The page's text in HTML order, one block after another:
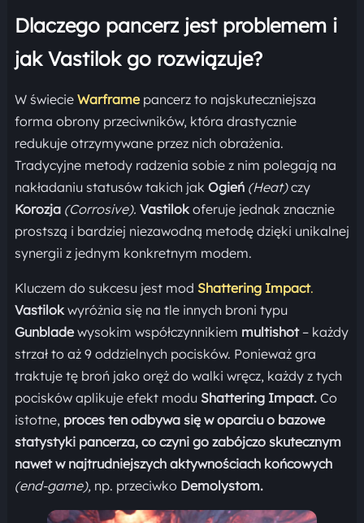
Dlaczego pancerz jest problemem i
jak Vastilok go rozwiązuje?
W świecie Warframepancerz to najskuteczniejsza
forma obrony przeciwników, która drastycznie
redukuje otrzymywane przez nich obrażenia.
Tradycyjne metody radzenia sobie z nim polegają na
nakładaniu statusów takich jak Ogień(Heat)czy
Korozja (Corrosive). Vastilokoferuje jednak znacznie
prostszą i bardziej niezawodną metodę dzięki unikalnej
synergii z jednym konkretnym modem.
Kluczem do sukcesu jest mod Shattering Impact.
Vastilokwyróżnia się na tle innych broni typu
Gunblade wysokim współczynnikiem multishot– każdy
strzał to aż 9 oddzielnych pocisków. Ponieważ gra
traktuje tę broń jako oręż do walki wręcz, każdy z tych
pocisków aplikuje efekt modu Shattering Impact.Co
istotne, proces ten odbywa się w oparciu o bazowe
statystyki pancerza, co czyni go zabójczo skutecznym
nawet w najtrudniejszych aktywnościach końcowych
(end-game),np. przeciwko Demolystom.